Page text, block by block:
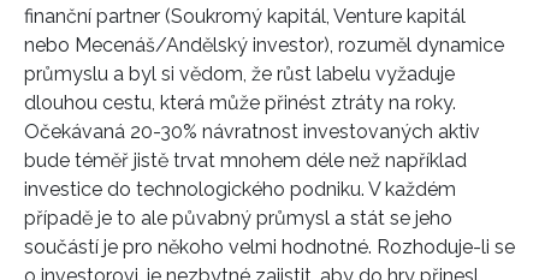
finanční partner (Soukromý kapitál, Venture kapitál
nebo Mecenáš/Andělský investor), rozuměl dynamice
průmyslu a byl si vědom, že růst labelu vyžaduje
dlouhou cestu, která může přinést ztráty na roky.
Očekávaná 20-30% návratnost investovaných aktiv
bude téměř jistě trvat mnohem déle než například
investice do technologického podniku. V každém
případě je to ale půvabný průmysl a stát se jeho
součástí je pro někoho velmi hodnotné. Rozhoduje-li se
o investorovi, je nezbytné zajistit, aby do hry přinesl